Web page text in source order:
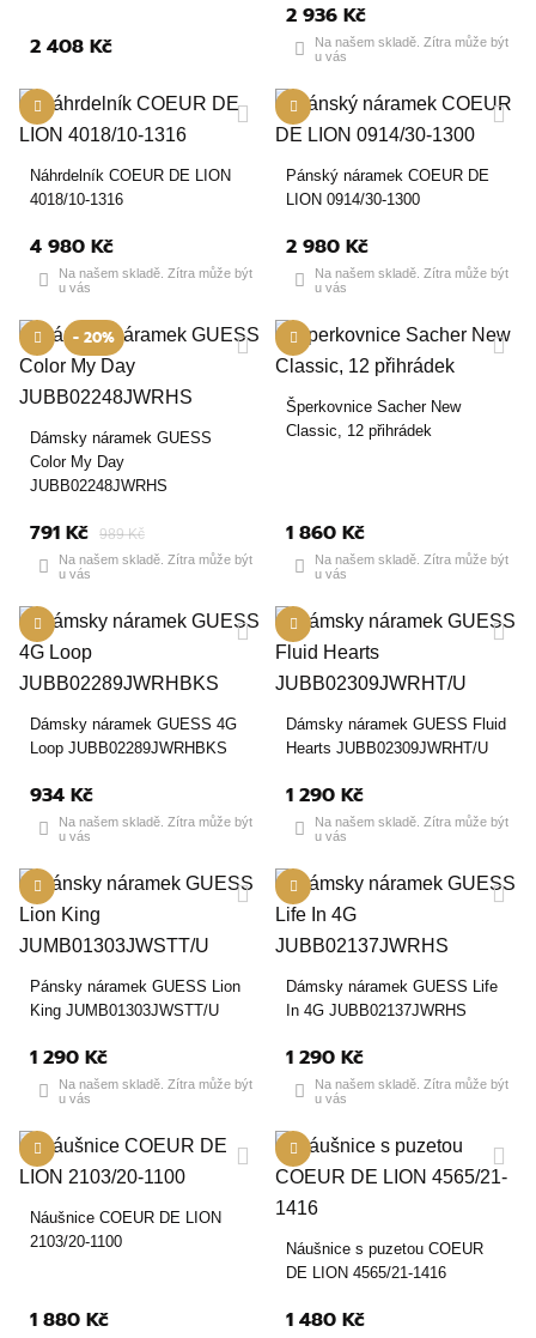
2 408 Kč
2 936 Kč
Na našem skladě. Zítra může být
u vás
Náhrdelník COEUR DE LION
4018/10-1316
4 980 Kč
Na našem skladě. Zítra může být
u vás
Pánský náramek COEUR DE
LION 0914/30-1300
2 980 Kč
Na našem skladě. Zítra může být
u vás
- 20%
Dámsky náramek GUESS
Color My Day
JUBB02248JWRHS
791 Kč 989 Kč
Na našem skladě. Zítra může být
u vás
Šperkovnice Sacher New
Classic, 12 přihrádek
1 860 Kč
Na našem skladě. Zítra může být
u vás
Dámsky náramek GUESS 4G
Loop JUBB02289JWRHBKS
934 Kč
Na našem skladě. Zítra může být
u vás
Dámsky náramek GUESS Fluid
Hearts JUBB02309JWRHT/U
1 290 Kč
Na našem skladě. Zítra může být
u vás
Pánsky náramek GUESS Lion
King JUMB01303JWSTT/U
1 290 Kč
Na našem skladě. Zítra může být
u vás
Dámsky náramek GUESS Life
In 4G JUBB02137JWRHS
1 290 Kč
Na našem skladě. Zítra může být
u vás
Náušnice COEUR DE LION
2103/20-1100
1 880 Kč
Náušnice s puzetou COEUR
DE LION 4565/21-1416
1 480 Kč